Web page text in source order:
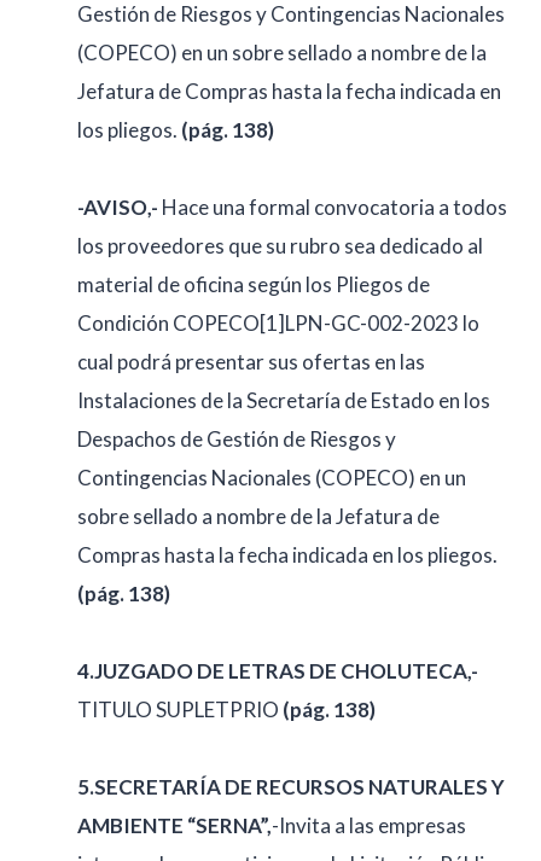
Gestión de Riesgos y Contingencias Nacionales
(COPECO) en un sobre sellado a nombre de la
Jefatura de Compras hasta la fecha indicada en
los pliegos. (pág. 138)
-AVISO,- Hace una formal convocatoria a todos
los proveedores que su rubro sea dedicado al
material de oficina según los Pliegos de
Condición COPECO[1]LPN-GC-002-2023 lo
cual podrá presentar sus ofertas en las
Instalaciones de la Secretaría de Estado en los
Despachos de Gestión de Riesgos y
Contingencias Nacionales (COPECO) en un
sobre sellado a nombre de la Jefatura de
Compras hasta la fecha indicada en los pliegos.
(pág. 138)
4.JUZGADO DE LETRAS DE CHOLUTECA,-
TITULO SUPLETPRIO (pág. 138)
5.SECRETARÍA DE RECURSOS NATURALES Y
AMBIENTE “SERNA”,-Invita a las empresas